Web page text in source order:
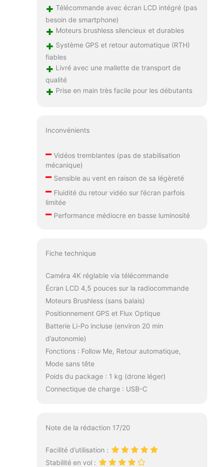
+ Télécommande avec écran LCD intégré (pas
besoin de smartphone)
+ Moteurs brushless silencieux et durables
+ Système GPS et retour automatique (RTH)
fiables
+ Livré avec une mallette de transport de
qualité
+ Prise en main très facile pour les débutants
Inconvénients
–Vidéos tremblantes (pas de stabilisation
mécanique)
–Sensible au vent en raison de sa légèreté
–Fluidité du retour vidéo sur l’écran parfois
limitée
–Performance médiocre en basse luminosité
Fiche technique
Caméra 4K réglable via télécommande
Écran LCD 4,5 pouces sur la radiocommande
Moteurs Brushless (sans balais)
Positionnement GPS et Flux Optique
Batterie Li-Po incluse (environ 20 min
d’autonomie)
Fonctions : Follow Me, Retour automatique,
Mode sans tête
Poids du package : 1 kg (drone léger)
Connectique de charge : USB-C
Note de la rédaction 17/20
Facilité d’utilisation :
Stabilité en vol :